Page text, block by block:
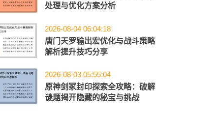
处理与优化方案分析
2026-08-04 06:04:18
唐门天罗输出宏优化与战斗策略
解析提升技巧分享
2026-08-03 05:55:04
原神剑冢封印探索全攻略：破解
谜题揭开隐藏的秘宝与挑战